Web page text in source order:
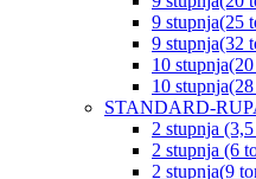
9 stupnja(25
9 stupnja(32
10
10
STANDARD-
2 stupnja
2 stupnja (6
2 stupnja(9